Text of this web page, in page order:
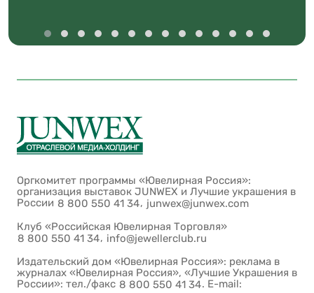
Оргкомитет программы «Ювелирная Россия»:
организация выставок JUNWEX и Лучшие украшения в
России 8 800 550 41 34, junwex@junwex.com
Клуб «Российская Ювелирная Торговля»
8 800 550 41 34, info@jewellerclub.ru
Издательский дом «Ювелирная Россия»: реклама в
журналах «Ювелирная Россия», «Лучшие Украшения в
России»: тел./факс 8 800 550 41 34. E-mail: